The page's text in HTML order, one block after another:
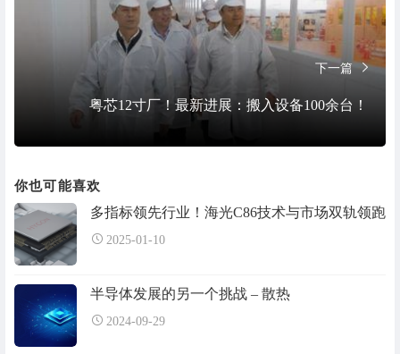
下一篇
粤芯12寸厂！最新进展：搬入设备100余台！
你也可能喜欢
多指标领先行业！海光C86技术与市场双轨领跑
2025-01-10
半导体发展的另一个挑战 – 散热
2024-09-29